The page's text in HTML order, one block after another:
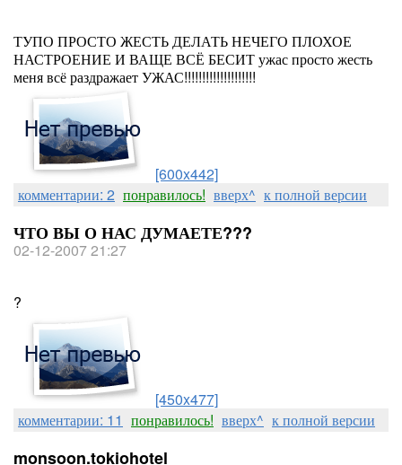
ТУПО ПРОСТО ЖЕСТЬ ДЕЛАТЬ НЕЧЕГО ПЛОХОЕ
НАСТРОЕНИЕ И ВАЩЕ ВСЁ БЕСИТ ужас просто жесть
меня всё раздражает УЖАС!!!!!!!!!!!!!!!!!!!!
[600x442]
комментарии: 2 понравилось! вверх^ к полной версии
ЧТО ВЫ О НАС ДУМАЕТЕ???
02-12-2007 21:27
?
[450x477]
комментарии: 11 понравилось! вверх^ к полной версии
monsoon.tokiohotel